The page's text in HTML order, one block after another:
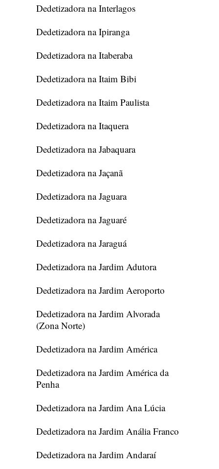
Dedetizadora na Interlagos
Dedetizadora na Ipiranga
Dedetizadora na Itaberaba
Dedetizadora na Itaim Bibi
Dedetizadora na Itaim Paulista
Dedetizadora na Itaquera
Dedetizadora na Jabaquara
Dedetizadora na Jaçanã
Dedetizadora na Jaguara
Dedetizadora na Jaguaré
Dedetizadora na Jaraguá
Dedetizadora na Jardim Adutora
Dedetizadora na Jardim Aeroporto
Dedetizadora na Jardim Alvorada
(Zona Norte)
Dedetizadora na Jardim América
Dedetizadora na Jardim América da
Penha
Dedetizadora na Jardim Ana Lúcia
Dedetizadora na Jardim Anália Franco
Dedetizadora na Jardim Andaraí